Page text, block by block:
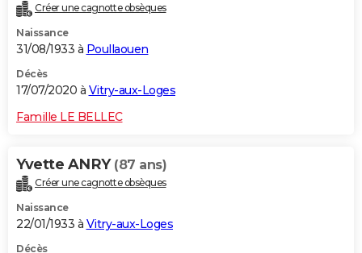
Créer une cagnotte obsèques
Naissance
31/08/1933 à Poullaouen
Décès
17/07/2020 à Vitry-aux-Loges
Famille LE BELLEC
Yvette ANRY (87 ans)
Créer une cagnotte obsèques
Naissance
22/01/1933 à Vitry-aux-Loges
Décès